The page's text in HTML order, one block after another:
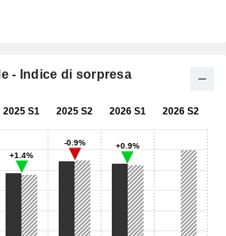
- Indice di sorpresa